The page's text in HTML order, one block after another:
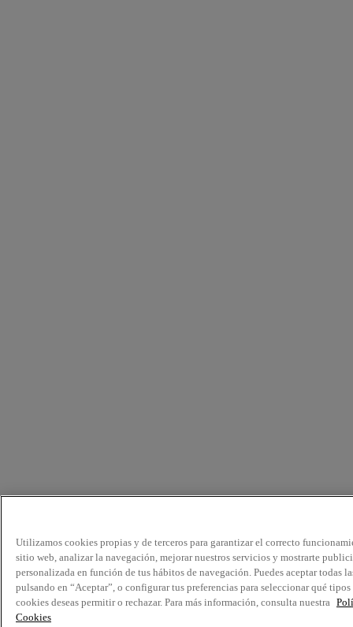
Utilizamos cookies propias y de terceros para garantizar el correcto
sitio web, analizar la navegación, mejorar nuestros servicios y mostrarte
personalizada en función de tus hábitos de navegación. Puedes aceptar todas
pulsando en “Aceptar”, o configurar tus preferencias para seleccionar qué tipos
cookies deseas permitir o rechazar. Para más información, consulta nuestra
Cookies